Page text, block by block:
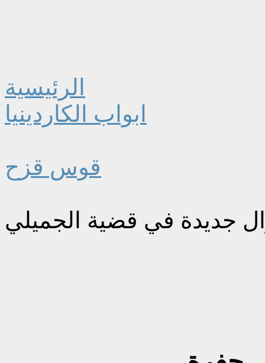
الرئيسية
ابواب الكاردينيا
قوس قزح